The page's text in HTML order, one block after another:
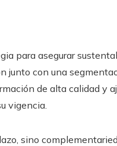
para asegurar
junto con una
de alta calidad y
vigencia.
sino